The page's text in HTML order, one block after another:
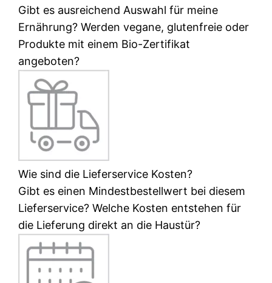
Gibt es ausreichend Auswahl für meine
Ernährung? Werden vegane, glutenfreie oder
Produkte mit einem Bio-Zertifikat
angeboten?
Wie sind die Lieferservice Kosten?
Gibt es einen Mindestbestellwert bei diesem
Lieferservice? Welche Kosten entstehen für
die Lieferung direkt an die Haustür?